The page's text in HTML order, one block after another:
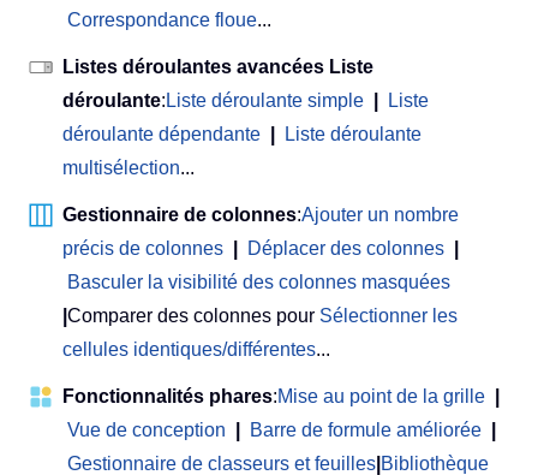
Correspondance floue...
Listes déroulantes avancées Liste
déroulante: Liste déroulante simple
Liste
déroulante dépendante
Liste déroulante
multisélection...
Gestionnaire de colonnes:Ajouter un nombre
précis de colonnes
Déplacer des colonnes
Basculer la visibilité des colonnes masquées
Comparer des colonnes pour Sélectionner les
cellules identiques/différentes...
Fonctionnalités phares:Mise au point de la grille
Vue de conception
Barre de formule améliorée
Gestionnaire de classeurs et feuilles Bibliothèque